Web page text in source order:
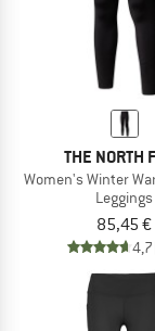
THE NORTH
Women's Winter
Leggings
85,45 €
4,7